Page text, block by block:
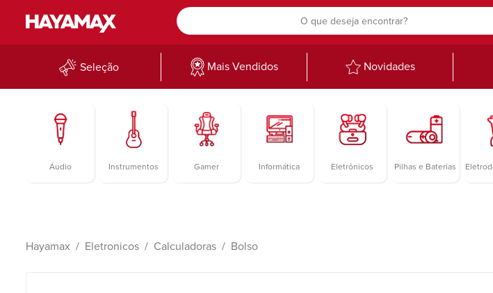
Seleção Mais Vendidos Novidades
Áudio Instrumentos Gamer Informática Eletrônicos Pilhas e Baterias
Hayamax Eletronicos Calculadoras Bolso